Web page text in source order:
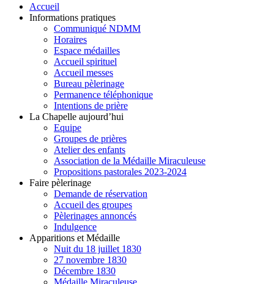
Accueil
Informations pratiques
Communiqué NDMM
Horaires
Espace médailles
Accueil spirituel
Accueil messes
Bureau pèlerinage
Permanence téléphonique
Intentions de prière
La Chapelle aujourd’hui
Equipe
Groupes de prières
Atelier des enfants
Association de la Médaille Miraculeuse
Propositions pastorales 2023-2024
Faire pèlerinage
Demande de réservation
Accueil des groupes
Pèlerinages annoncés
Indulgence
Apparitions et Médaille
Nuit du 18 juillet 1830
27 novembre 1830
Décembre 1830
Médaille Miraculeuse